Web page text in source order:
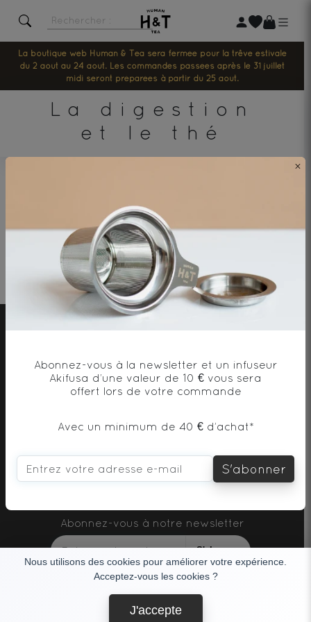
La boutique web Human & Tea sera fermée pour la trêve estivale
du 2 août au 24 août. Les commandes passées après le 31 juillet
midi seront préparées à partir du 25 août.
La digestion
et le thé
×
Abonnez-vous à la newsletter et un infuseur
Akifusa d’une valeur de 10 € vous sera
offert lors de votre commande
Avec un minimum de 40 € d’achat*
S'abonner
Nous utilisons des cookies pour améliorer votre expérience.
Acceptez-vous les cookies ?
J'accepte
Paiement
sécurisé
Échantillon
offert
*dès 40€ en relais colis et 60€ à domicile
Nos boutiques
À propos
Rejoindre l'équipe
Contact B2B
FAQ
Mentions légales
Abonnez-vous à notre newsletter
S'abonner